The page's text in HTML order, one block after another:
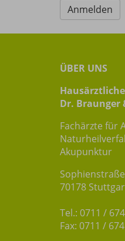
ÜBER UNS
Dr. Braunger
Fachärzte für
Akupunktur
70178
Tel.: 0711 /
Fax: 0711 /